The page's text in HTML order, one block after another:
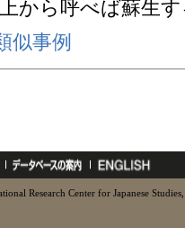
から呼べば蘇生
似事例
Research Center for Japanese